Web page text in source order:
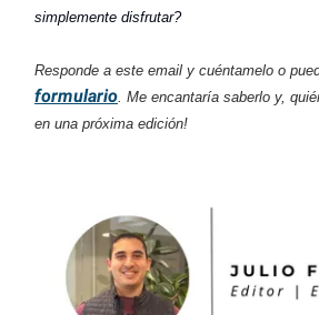
simplemente disfrutar?
Responde a este email y cuéntamelo o
formulario . Me encantaría saberlo y,
en una próxima edición!